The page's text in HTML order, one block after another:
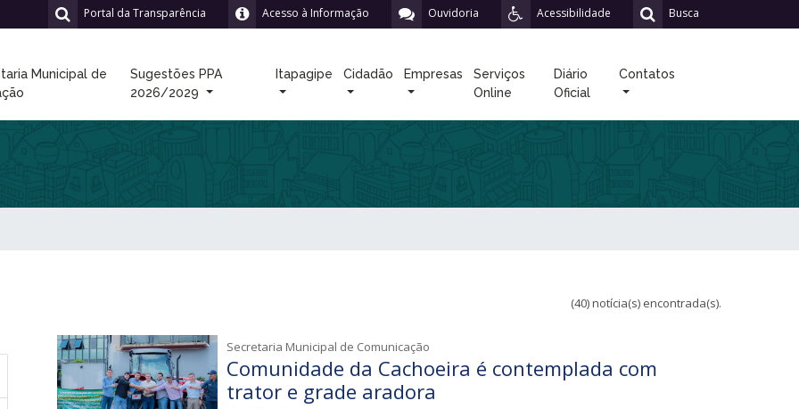
Busca
Acessibilidade
Ouvidoria
Acesso à Informação
Portal da Transparência
Municipal de
Sugestões PPA
2026/2029
Itapagipe Cidadão Empresas
Serviços
Online
Diário
Oficial
Contatos
(40) notícia(s) encontrada(s).
Secretaria Municipal de Comunicação
Comunidade da Cachoeira é contemplada com
trator e grade aradora